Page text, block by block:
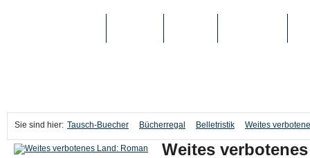
Sie sind hier: Tausch-Buecher Bücherregal Belletristik Weites
Weites